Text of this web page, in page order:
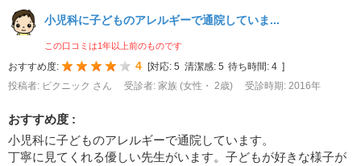
小児科に子どものアレルギーで通院していま...
この口コミは1年以上前のものです
おすすめ度: 4 対応: 5 清潔感: 5 待ち時間: 4
投稿者: ピクニック さん
受診者: 家族 (女性・ 2歳) 受診時期: 2016年
おすすめ度 :
小児科に子どものアレルギーで通院しています。
丁寧に見てくれる優しい先生がいます。子どもが好きな様子が